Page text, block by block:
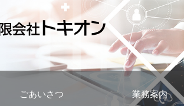
ごあいさつ 業務案内